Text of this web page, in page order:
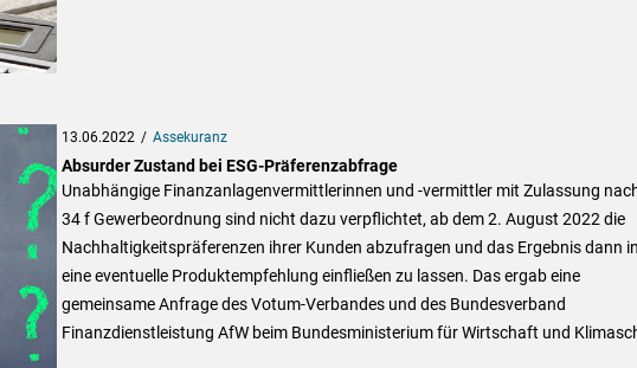
13.06.2022 Assekuranz
Absurder Zustand bei ESG-Präferenzabfrage
Unabhängige Finanzanlagenvermittlerinnen und -vermittler mit Zulassung
34 f Gewerbeordnung sind nicht dazu verpflichtet, ab dem 2. August 2022 die
Nachhaltigkeitspräferenzen ihrer Kunden abzufragen und das Ergebnis dann
eine eventuelle Produktempfehlung einfließen zu lassen. Das ergab eine
gemeinsame Anfrage des Votum-Verbandes und des Bundesverband
Finanzdienstleistung AfW beim Bundesministerium für Wirtschaft und